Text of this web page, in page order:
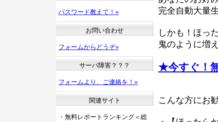
完全自動大量
しかも！ほっ
鬼のように増
★今すぐ！
こんな方にお
パスワード教えて！»
お問い合わせ
フォームからどうぞ»
サーバ障害？？？
フォームより、ご連絡を！»
関連サイト
・無料レポートランキング＜総